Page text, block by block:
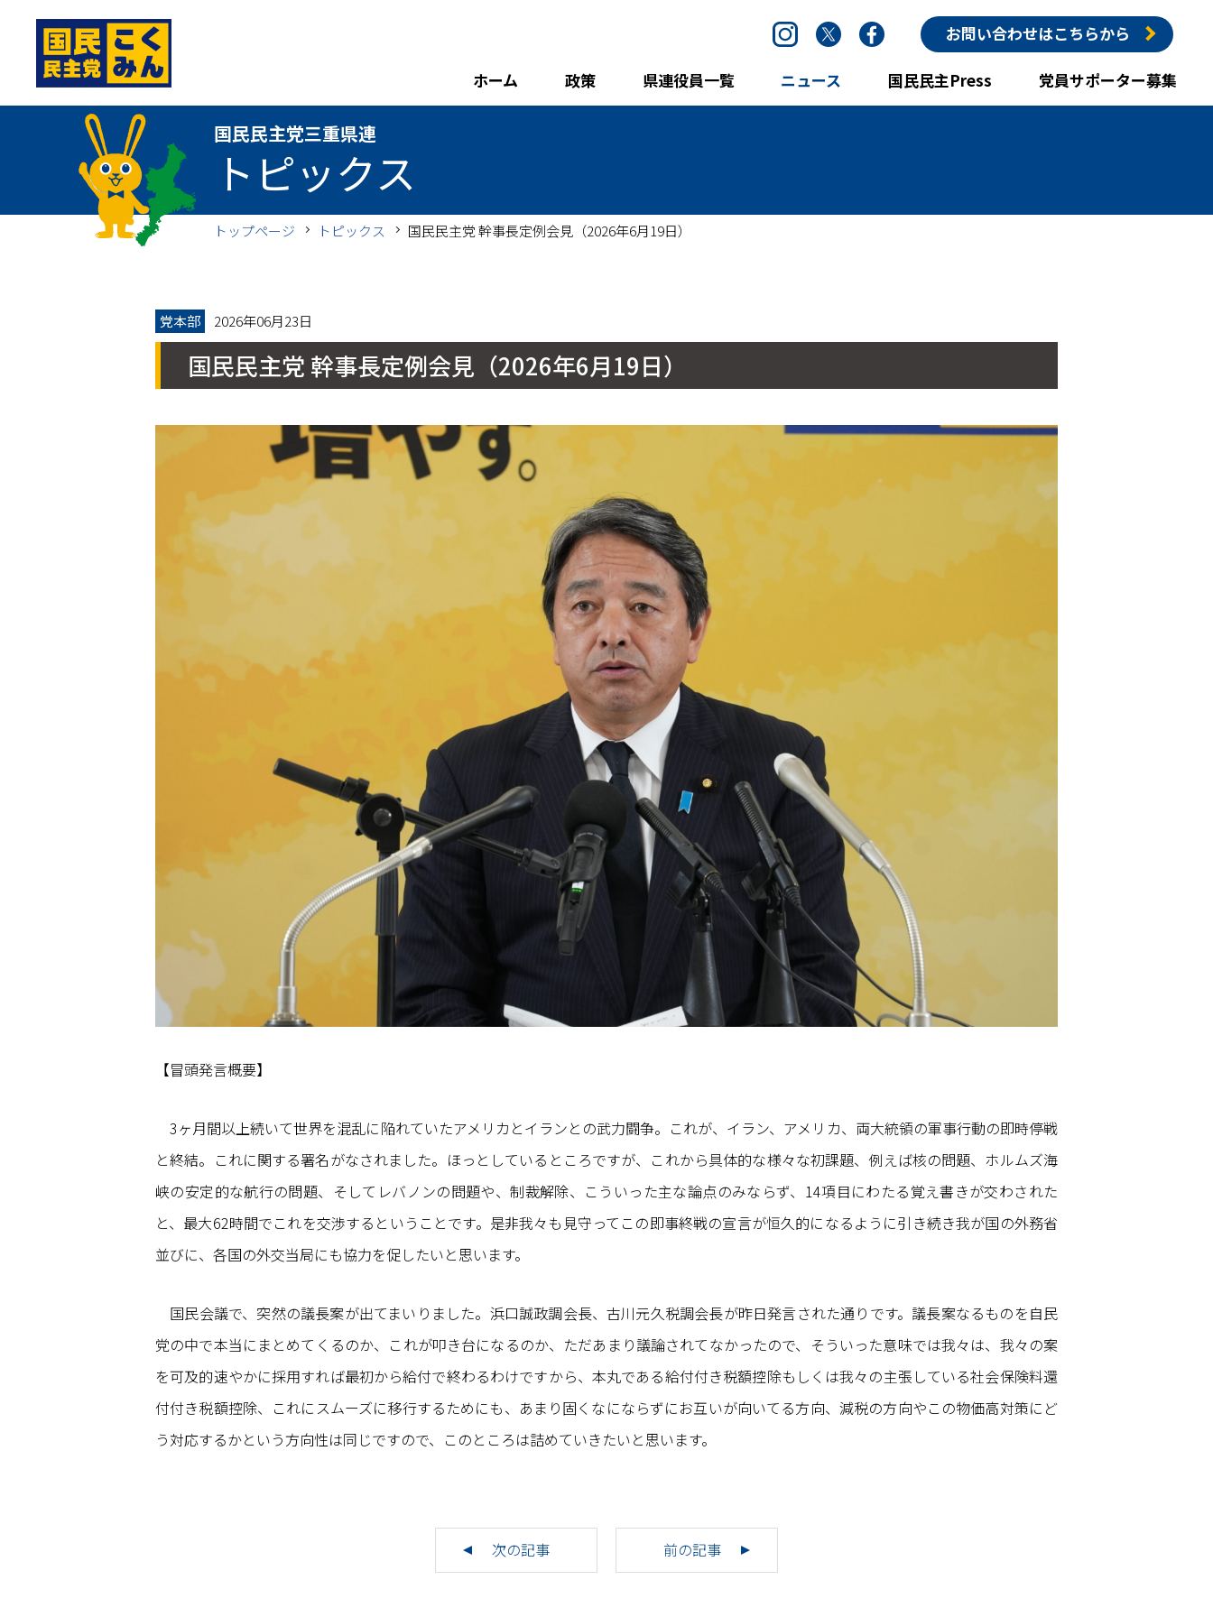
InstagramTwitter Facebook お問い合わせはこちらから
ホーム 政策 県連役員一覧 ニュース 国民民主Press 党員サポーター募集
国民民主党三重県連
トピックス
トップページ トピックス 国民民主党 幹事長定例会見（2026年6月19日）
党本部 2026年06月23日
国民民主党 幹事長定例会見（2026年6月19日）
【冒頭発言概要】
3ヶ月間以上続いて世界を混乱に陥れていたアメリカとイランとの武力闘争。これが、イラン、アメリカ、両大統領の軍事行動の即時停戦
と終結。これに関する署名がなされました。ほっとしているところですが、これから具体的な様々な初課題、例えば核の問題、ホルムズ海
峡の安定的な航行の問題、そしてレバノンの問題や、制裁解除、こういった主な論点のみならず、14項目にわたる覚え書きが交わされた
と、最大62時間でこれを交渉するということです。是非我々も見守ってこの即事終戦の宣言が恒久的になるように引き続き我が国の外務省
並びに、各国の外交当局にも協力を促したいと思います。
国民会議で、突然の議長案が出てまいりました。浜口誠政調会長、古川元久税調会長が昨日発言された通りです。議長案なるものを自民
党の中で本当にまとめてくるのか、これが叩き台になるのか、ただあまり議論されてなかったので、そういった意味では我々は、我々の案
を可及的速やかに採用すれば最初から給付で終わるわけですから、本丸である給付付き税額控除もしくは我々の主張している社会保険料還
付付き税額控除、これにスムーズに移行するためにも、あまり固くなにならずにお互いが向いてる方向、減税の方向やこの物価高対策にど
う対応するかという方向性は同じですので、このところは詰めていきたいと思います。
次の記事 前の記事